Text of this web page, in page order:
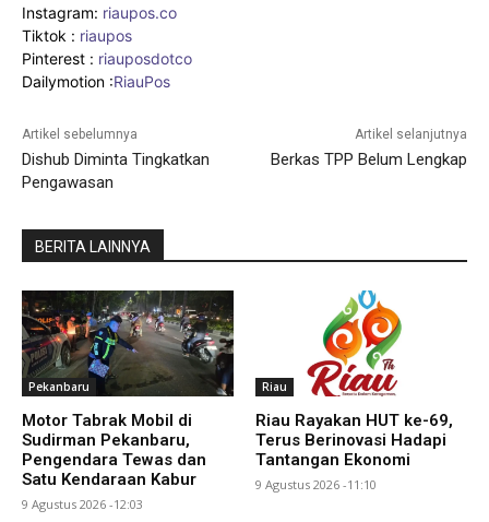
Instagram: riaupos.co
Tiktok : riaupos
Pinterest : riauposdotco
Dailymotion :RiauPos
Artikel sebelumnya
Dishub Diminta Tingkatkan
Pengawasan
Artikel selanjutnya
Berkas TPP Belum Lengkap
BERITA LAINNYA
Pekanbaru
Motor Tabrak Mobil di
Sudirman Pekanbaru,
Pengendara Tewas dan
Satu Kendaraan Kabur
9 Agustus 2026 -12:03
Riau
Riau Rayakan HUT ke-69,
Terus Berinovasi Hadapi
Tantangan Ekonomi
9 Agustus 2026 -11:10